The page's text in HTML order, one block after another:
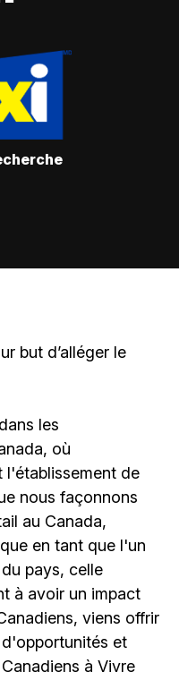
but d’alléger le
les
où
l'établissement de
nous façonnons
au Canada,
en tant que l'un
pays, celle
à avoir un impact
viens offrir
et
à Vivre